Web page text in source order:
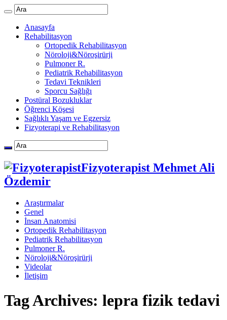
Anasayfa
Rehabilitasyon
Ortopedik Rehabilitasyon
Nöroloji&Nöroşirürji
Pulmoner R.
Pediatrik Rehabilitasyon
Tedavi Teknikleri
Sporcu Sağlığı
Postüral Bozukluklar
Öğrenci Köşesi
Sağlıklı Yaşam ve Egzersiz
Fizyoterapi ve Rehabilitasyon
Fizyoterapist Mehmet Ali
Özdemir
Araştırmalar
Genel
İnsan Anatomisi
Ortopedik Rehabilitasyon
Pediatrik Rehabilitasyon
Pulmoner R.
Nöroloji&Nöroşirürji
Videolar
İletişim
Tag Archives: lepra fizik tedavi